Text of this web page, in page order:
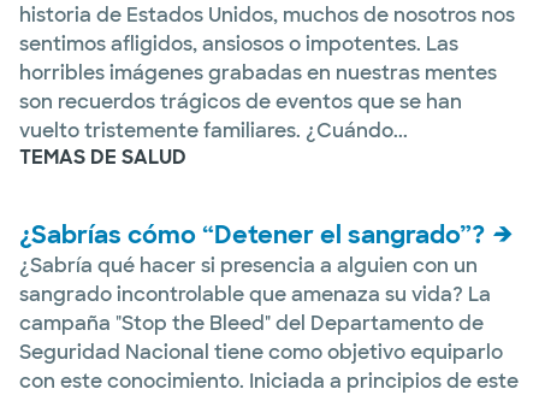
historia de Estados Unidos, muchos de nosotros nos
sentimos afligidos, ansiosos o impotentes. Las
horribles imágenes grabadas en nuestras mentes
son recuerdos trágicos de eventos que se han
vuelto tristemente familiares. ¿Cuándo...
TEMAS DE SALUD
¿Sabrías cómo “Detener el sangrado”?
¿Sabría qué hacer si presencia a alguien con un
sangrado incontrolable que amenaza su vida? La
campaña "Stop the Bleed" del Departamento de
Seguridad Nacional tiene como objetivo equiparlo
con este conocimiento. Iniciada a principios de este